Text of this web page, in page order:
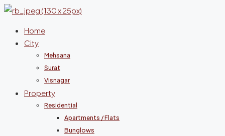
Home
City
Mehsana
Surat
Visnagar
Property
Residential
Apartments / Flats
Bunglows